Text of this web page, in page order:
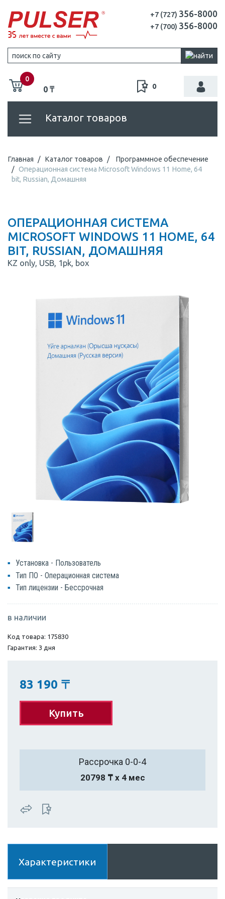
+7 (727) 356-8000
+7 (700) 356-8000
0
0 ₸ 0
Каталог товаров
Главная Каталог товаров
Программное обеспечение
Операционная система Microsoft Windows 11 Home, 64
bit, Russian, Домашняя
ОПЕРАЦИОННАЯ СИСТЕМА
MICROSOFT WINDOWS 11 HOME, 64
BIT, RUSSIAN, ДОМАШНЯЯ
KZ only, USB, 1pk, box
Установка - Пользователь
Тип ПО - Операционная система
Тип лицензии - Бессрочная
в наличии
Код товара: 175830
Гарантия: 3 дня
83 190 〒
Купить
Рассрочка 0-0-4
20798 ₸ х 4 мес
Характеристики